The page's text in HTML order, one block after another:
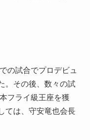
の試合でプロデビュ
。その後、数々の試
フライ級王座を獲
ては、守安竜也会長